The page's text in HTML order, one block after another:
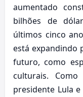
aumentado
bilhões de
últimos cinco
está expandindo
futuro, como
culturais.
presidente Lula